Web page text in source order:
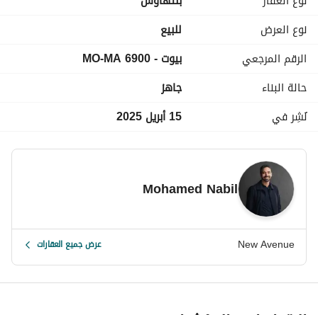
السعر الإجمالي: ٨,٢٠٠,٠٠٠
نوع العرض
للبيع
الرقم المرجعي
بيوت - MO-MA 6900
حالة البناء
جاهز
نُشِر في
15 أبريل 2025
Mohamed Nabil
New Avenue عرض جميع العقارات